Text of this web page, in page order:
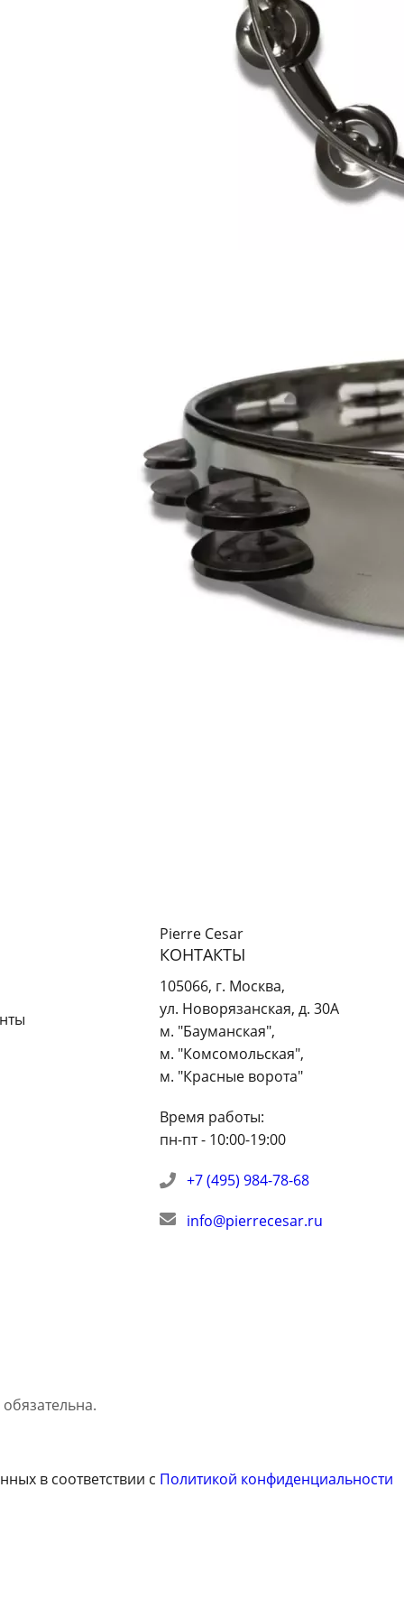
Pierre Cesar
КОНТАКТЫ
105066, г. Москва,
ул. Новорязанская, д. 30А
м. "Бауманская",
м. "Комсомольская",
м. "Красные ворота"
Время работы:
пн-пт - 10:00-19:00
+7 (495) 984-78-68
info@pierrecesar.ru
обязательна.
в соответствии с Политикой конфиденциальности